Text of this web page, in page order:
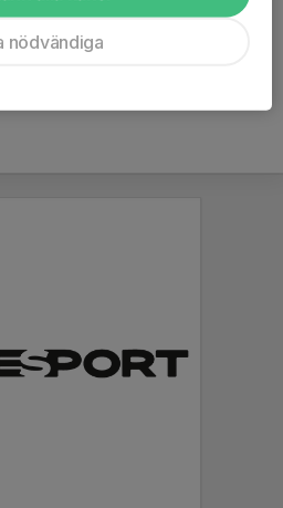
nödvändiga